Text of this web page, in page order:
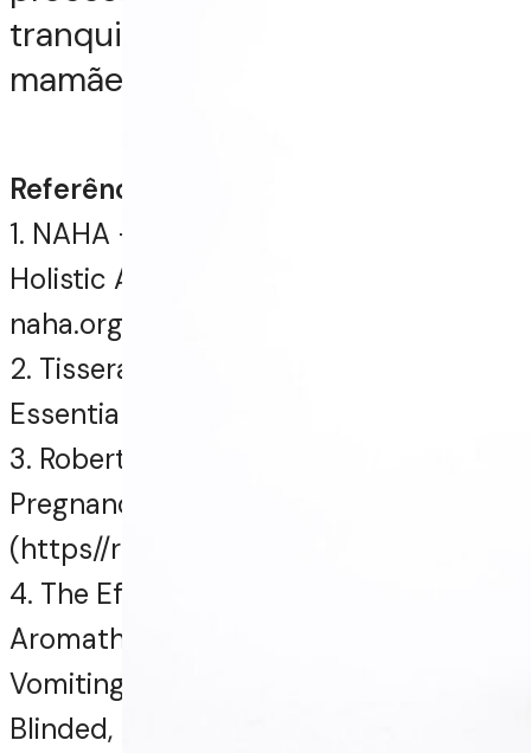
tranquilo e alegre para a futura
mamãe e seu bebê.
Referências:
1. NAHA – National Association of
Holistic Aromatherapy : https //
naha.org/
2. Tisserans, R and Balacs, T (1995)
Essential oil Safety
3. Robert Tisserand – Lavender oil and
Pregnancy, 2011
(https//roberttisserand.com)
4. The Effect of Lemon Inhalation
Aromatherapy on Nausea and
Vomitingof Pregnancy. A Double
Blinded, Randomized, Controlled